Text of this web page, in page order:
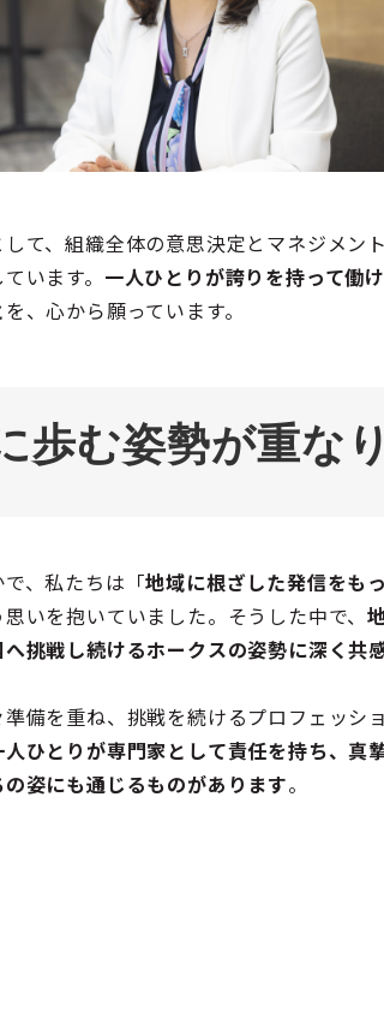
て、組織全体の意思決定とマネジメ
います。 一人ひとりが誇りを持って働
を、心から願っています。
歩む姿勢が重な
、私たちは「地域に根ざした発信をもっ
思いを抱いていました。そうした中で、
挑戦し続けるホークスの姿勢に深く共
備を重ね、挑戦を続けるプロフェッショ
人ひとりが専門家として責任を持ち、真
姿にも通じるものがあります。